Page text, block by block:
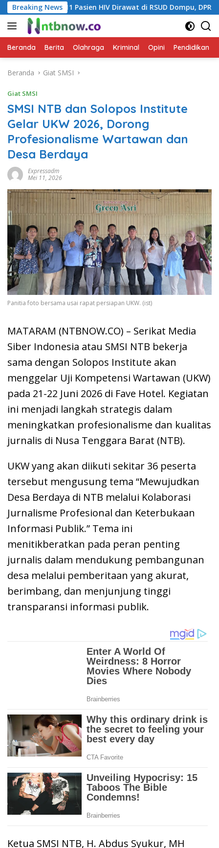
Langsung
ke
konten
Breaking News
Pasien HIV Dirawat di RSUD Dompu, DPRD Dorong
Beranda Berita Olahraga Kriminal Opini Pendidikan
Beranda Giat SMSI
Giat SMSI
SMSI NTB dan Solopos Institute
Gelar UKW 2026, Dorong
Profesionalisme Wartawan dan
Desa Berdaya
Expressadm
Mei 11, 2026
Panitia foto bersama usai rapat persiapan UKW. (ist)
MATARAM (NTBNOW.CO) – Serikat Media
Siber Indonesia atau SMSI NTB bekerja
sama dengan Solopos Institute akan
menggelar Uji Kompetensi Wartawan (UKW)
pada 21-22 Juni 2026 di Fave Hotel. Kegiatan
ini menjadi langkah strategis dalam
meningkatkan profesionalisme dan kualitas
jurnalis di Nusa Tenggara Barat (NTB).
UKW yang akan diikuti sekitar 36 peserta
tersebut mengusung tema “Mewujudkan
Desa Berdaya di NTB melalui Kolaborasi
Jurnalisme Profesional dan Keterbukaan
Informasi Publik.” Tema ini
menitikberatkan pada peran penting
jurnalis dalam mendukung pembangunan
desa melalui pemberitaan yang akurat,
berimbang, dan menjunjung tinggi
transparansi informasi publik.
Ketua SMSI NTB, H. Abdus Syukur, MH